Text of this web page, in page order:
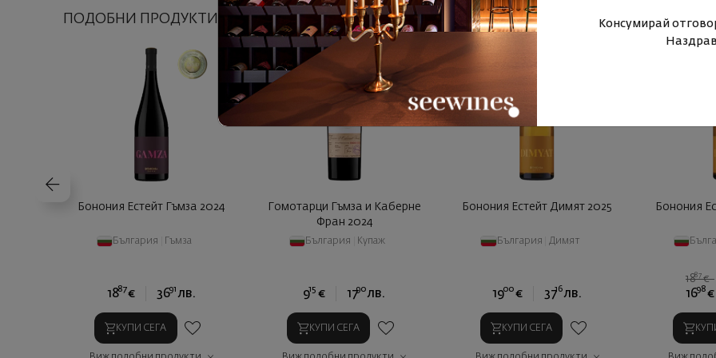
ПОДОБНИ ПРОДУКТИ
Бонония Естейт Гъмза 2024
България Гъмза
1887 € 3691 лв.
КУПИ СЕГА
Гомотарци Гъмза и Каберне
Фран 2024
България Купаж
915 € 1790 лв.
КУПИ СЕГА
Бонония Естейт Димят 2025
България Димят
1900 € 3716 лв.
КУПИ СЕГА
Бонония
1887 €
1698 €
Консумирай